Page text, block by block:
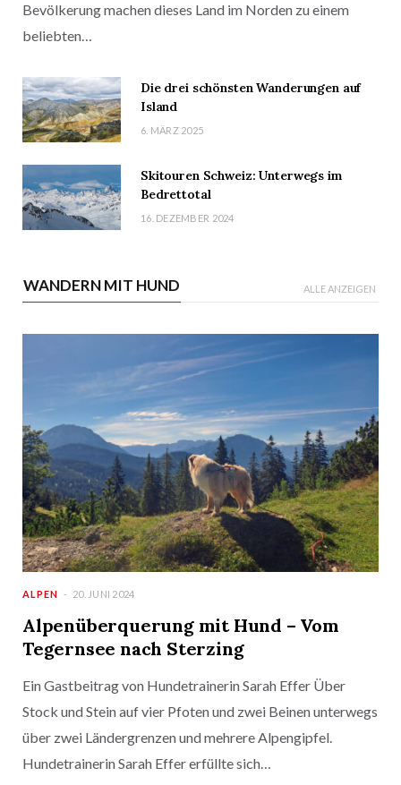
Bevölkerung machen dieses Land im Norden zu einem
beliebten…
Die drei schönsten Wanderungen auf
Island
6. MÄRZ 2025
Skitouren Schweiz: Unterwegs im
Bedrettotal
16. DEZEMBER 2024
WANDERN MIT HUND ALLE ANZEIGEN
ALPEN 20. JUNI 2024
Alpenüberquerung mit Hund – Vom
Tegernsee nach Sterzing
Ein Gastbeitrag von Hundetrainerin Sarah Effer Über
Stock und Stein auf vier Pfoten und zwei Beinen unterwegs
über zwei Ländergrenzen und mehrere Alpengipfel.
Hundetrainerin Sarah Effer erfüllte sich…